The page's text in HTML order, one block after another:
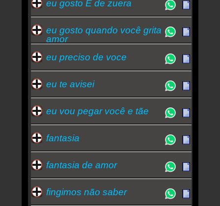
eu gosto É de zuera
eu gosto quando você grita
amor
eu preciso de voce
eu te avisei
eu vou pegar você e tãe
fantasia
fantasia de amor
fingimos não saber